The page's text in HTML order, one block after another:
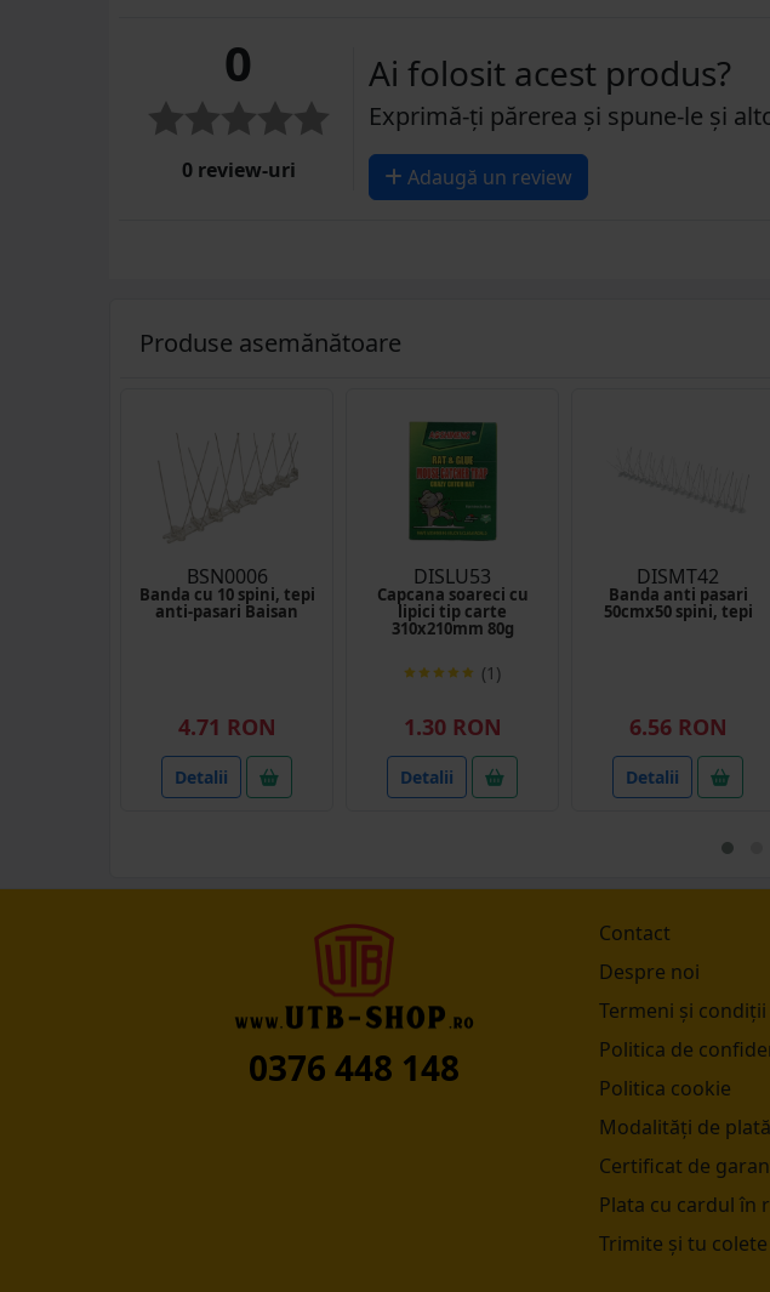
0
0 review-uri
Ai folosit acest produs?
Exprimă-ți părerea și spune-le și
Adaugă un review
Produse asemănătoare
BSN0006
Banda cu 10 spini, tepi
anti-pasari Baisan
4.71 RON
Detalii
DISLU53
Capcana soareci cu
lipici tip carte
310x210mm 80g
(1)
1.30 RON
Detalii
DISMT42
Banda anti pasari
50cmx50 spini, tepi
6.56 RON
Detalii
0376 448 148
Contact
Despre noi
Termeni și condiții
Politica de
Politica cookie
Modalități de plată
Certificat de
Plata cu cardul în
Trimite și tu